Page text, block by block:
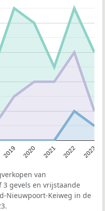
2019 2020 2021 2022 2023
van
gevels en vrijstaande
Nieuwpoort-Keiweg in de